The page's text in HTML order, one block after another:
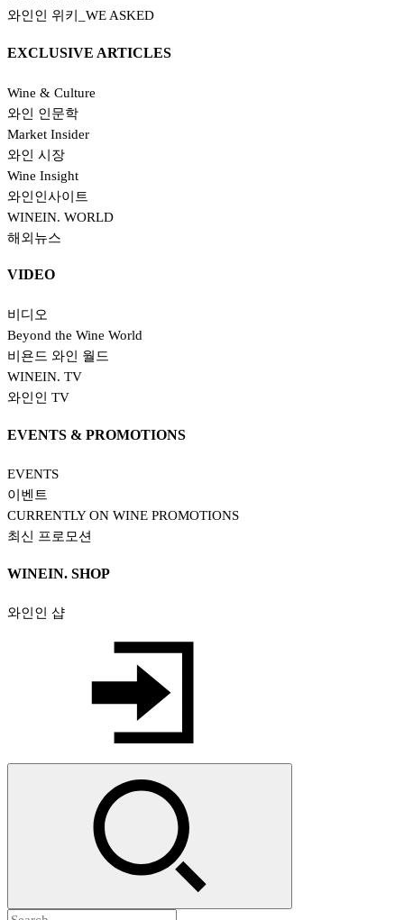
EXCLUSIVE ARTICLES
VIDEO
비디오
EVENTS & PROMOTIONS
WINEIN. SHOP
와인인 샵